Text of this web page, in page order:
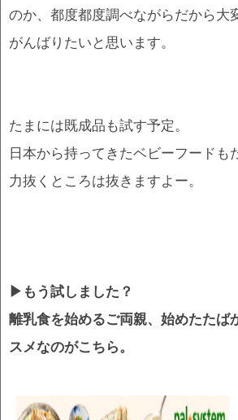
のか、都度都度調べながらだから大
がんばりたいと思います。
たまには既成品も試す予定。
日本から持ってきたベビーフードも
力抜くところは抜きますよー。
▶もう試しました？
離乳食を始めるご両親、始めたたば
スメなのがこちら。